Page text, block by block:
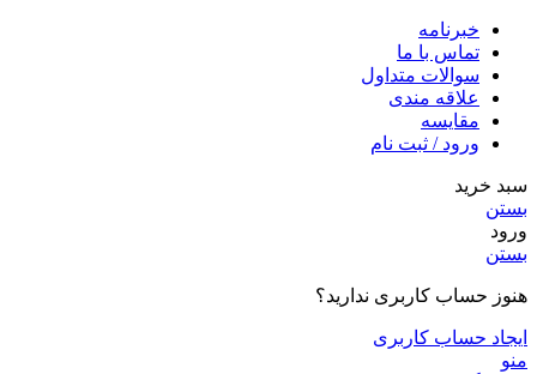
خبرنامه
تماس با ما
سوالات متداول
علاقه مندی
مقایسه
ورود / ثبت نام
سبد خرید
بستن
ورود
بستن
هنوز حساب کاربری ندارید؟
ایجاد حساب کاربری
منو